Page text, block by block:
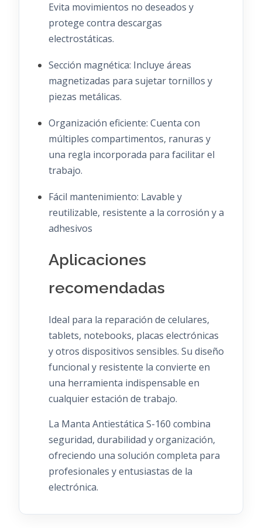
Evita movimientos no deseados y
protege contra descargas
electrostáticas.
Sección magnética: Incluye áreas
magnetizadas para sujetar tornillos y
piezas metálicas.
Organización eficiente: Cuenta con
múltiples compartimentos, ranuras y
una regla incorporada para facilitar el
trabajo.
Fácil mantenimiento: Lavable y
reutilizable, resistente a la corrosión y a
adhesivos
Aplicaciones
recomendadas
Ideal para la reparación de celulares,
tablets, notebooks, placas electrónicas
y otros dispositivos sensibles. Su diseño
funcional y resistente la convierte en
una herramienta indispensable en
cualquier estación de trabajo.
La Manta Antiestática S-160 combina
seguridad, durabilidad y organización,
ofreciendo una solución completa para
profesionales y entusiastas de la
electrónica.